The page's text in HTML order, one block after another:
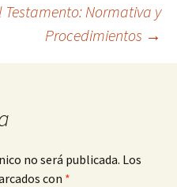
Testamento: Normativa y
Procedimientos →
no será publicada. Los
con *